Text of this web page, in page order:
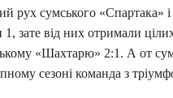
сумського «Спартака» і
зате від них отримали
«Шахтарю» 2:1. А от
сезоні команда з